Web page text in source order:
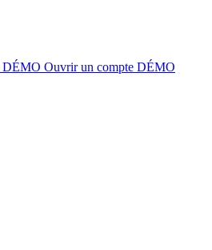
DÉMO Ouvrir un compte DÉMO